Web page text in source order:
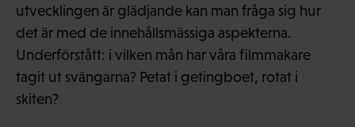
utvecklingen är glädjande kan man fråga sig hur
det är med de innehållsmässiga aspekterna.
Underförstått: i vilken mån har våra filmmakare
tagit ut svängarna? Petat i getingboet, rotat i
skiten?